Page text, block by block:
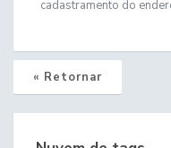
cadastramento do
« Retornar